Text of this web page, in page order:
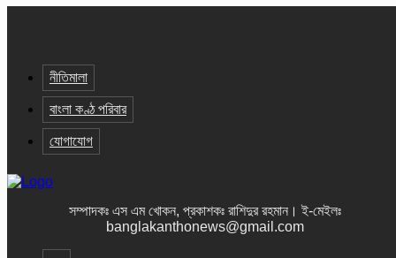
নীতিমালা
বাংলা কণ্ঠ পরিবার
যোগাযোগ
সম্পাদকঃ এস এম খোকন, প্রকাশকঃ রাশিদুর রহমান । ই-মেইলঃ
banglakanthonews@gmail.com